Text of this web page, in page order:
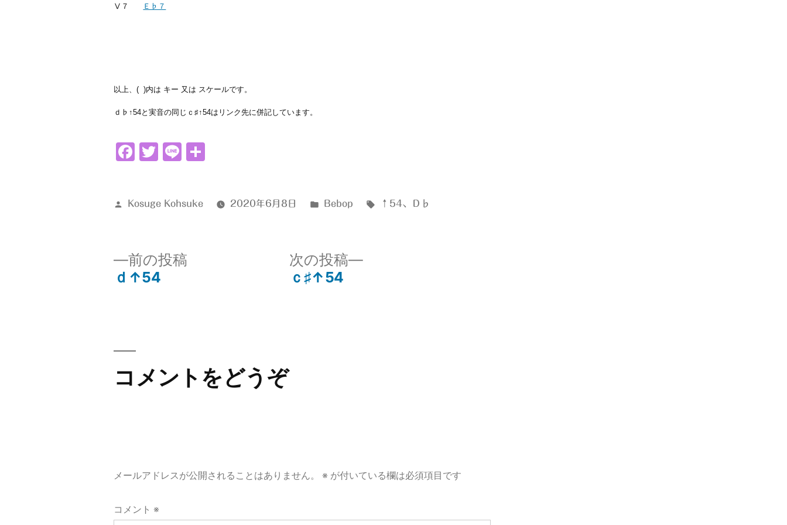
Ⅴ７ Ｅ♭７
以上、( )内は キー 又は スケールです。
ｄ♭↑54と実音の同じｃ♯↑54はリンク先に併記しています。
Facebook
Twitter
Line
投
Kosuge Kohsuke 2020年6月8日
カ
リ
ー:
Bebop
タ
↑54、 Ｄ♭
前の投稿
ｄ↑54
次の投稿
次
ｃ♯↑54
コメントをどうぞ
メールアドレスが公開されることはありません。 ※ が付いている欄は必須項目です
コメント ※